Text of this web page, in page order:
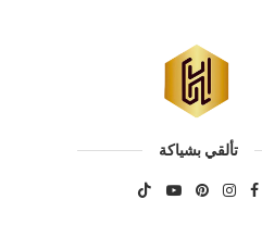
تألقي بشياكة